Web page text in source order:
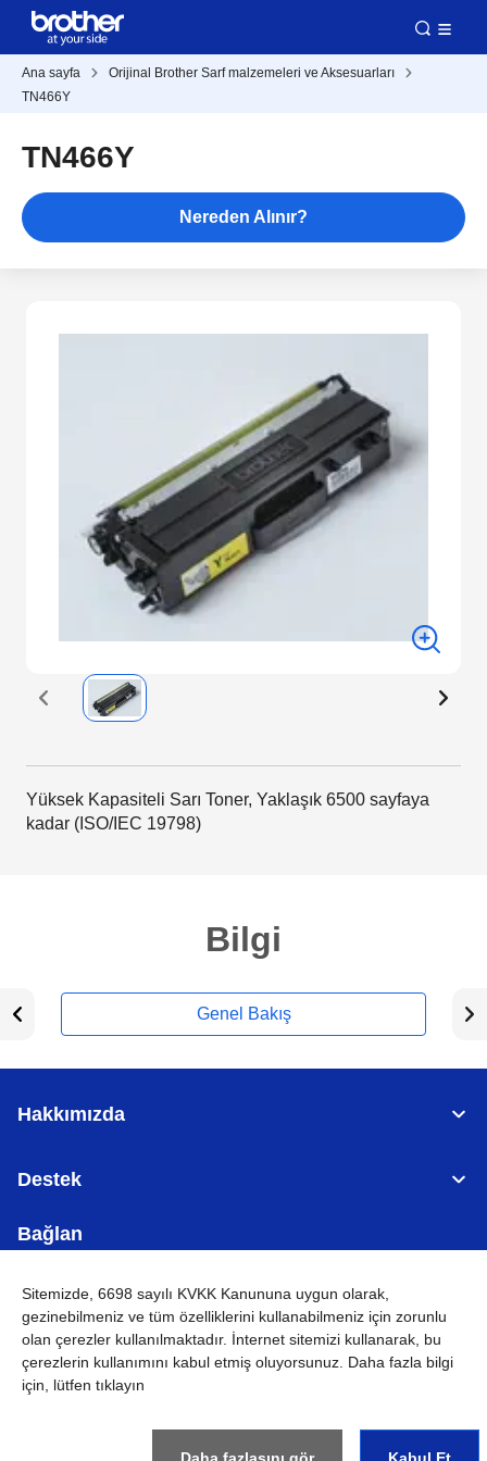
Ana sayfa
Orijinal Brother Sarf malzemeleri ve Aksesuarları
TN466Y
TN466Y
Nereden Alınır?
Yüksek Kapasiteli Sarı Toner, Yaklaşık 6500 sayfaya
kadar (ISO/IEC 19798)
Bilgi
Genel Bakış
Hakkımızda
Destek
Bağlan
TÜRKİYE Küresel Ağ
KVKK Kullanım Koşulları
BROTHER INTERNATIONAL (GULF) FZE Tüm Hakları
Saklıdır
Sitemizde, 6698 sayılı KVKK Kanununa uygun olarak,
gezinebilmeniz ve tüm özelliklerini kullanabilmeniz için zorunlu
olan çerezler kullanılmaktadır. İnternet sitemizi kullanarak, bu
çerezlerin kullanımını kabul etmiş oluyorsunuz. Daha fazla bilgi
için, lütfen tıklayın